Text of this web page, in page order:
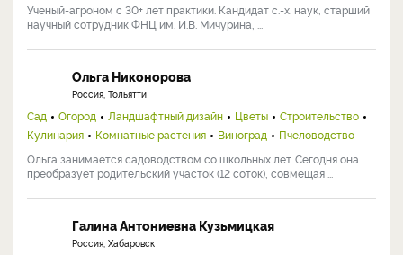
Ученый-агроном с 30+ лет практики. Кандидат с.-х. наук, старший
научный сотрудник ФНЦ им. И.В. Мичурина, ...
Ольга Никонорова
Россия, Тольятти
Сад Огород Ландшафтный дизайн Цветы
Строительство
Кулинария
Комнатные растения Виноград
Пчеловодство
Ольга занимается садоводством со школьных лет. Сегодня она
преобразует родительский участок (12 соток), совмещая ...
Галина Антониевна Кузьмицкая
Россия, Хабаровск